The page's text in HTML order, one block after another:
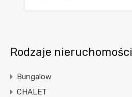
Rodzaje nieruchomości
Bungalow
CHALET